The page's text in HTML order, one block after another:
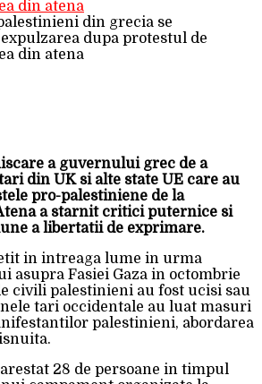
din grecia se
dupa protestul de
din atena
a guvernului grec de a
din UK si alte state UE care au
pro-palestiniene de la
a starnit critici puternice si
a libertatii de exprimare.
in intreaga lume in urma
asupra Fasiei Gaza in octombrie
civili palestinieni au fost ucisi sau
tari occidentale au luat masuri
palestinieni, abordarea
28 de persoane in timpul